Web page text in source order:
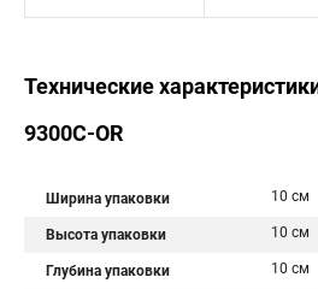
Технические
9300C-OR
Ширина упаковки 10 см
Высота упаковки 10 см
Глубина упаковки 10 см